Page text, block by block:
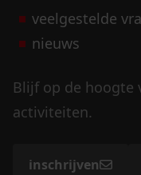
veelgestelde
nieuws
Blijf op de hoogte
activiteiten.
inschrijven